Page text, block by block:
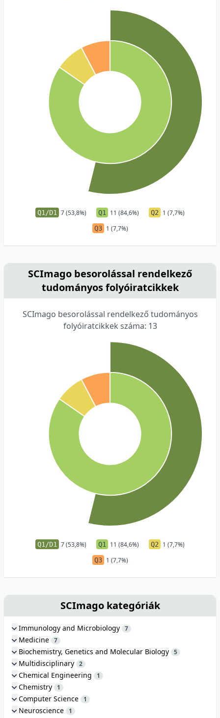
Q1/D1 7 (53,8%) Q1 11 (84,6%) Q2 1 (7,7%)
Q3 1 (7,7%)
SCImago besorolással rendelkező
tudományos folyóiratcikkek
SCImago besorolással rendelkező tudományos
folyóiratcikkek száma: 13
Q1/D1 7 (53,8%) Q1 11 (84,6%) Q2 1 (7,7%)
Q3 1 (7,7%)
SCImago kategóriák
Immunology and Microbiology 7
Medicine 7
Biochemistry, Genetics and Molecular Biology 5
Multidisciplinary 2
Chemical Engineering 1
Chemistry 1
Computer Science 1
Neuroscience 1